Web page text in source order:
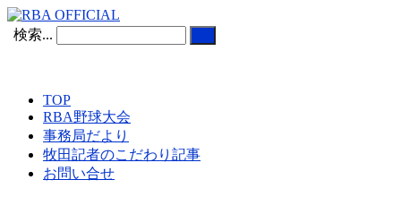
検索...
TOP
RBA野球大会
事務局だより
牧田記者のこだわり記事
お問い合せ